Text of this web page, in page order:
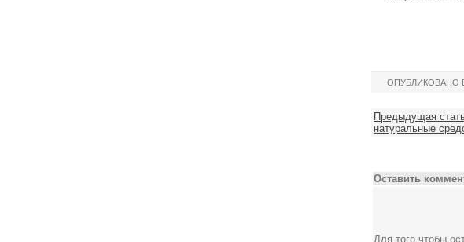
ОПУБЛИКОВАНО
Предыдущая
натуральные
Оставить
Для того чтобы